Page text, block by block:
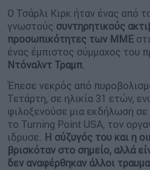
Ο Τσάρλι Κιρκ ήταν ένας από
γνωστούς συντηρητικούς
προσωπικότητες των ΜΜΕ
ένας έμπιστος σύμμαχος του
Ντόναλντ Τραμπ.
Έπεσε νεκρός από
Τετάρτη, σε ηλικία 31 ετών,
φιλοξενούσε μια εκδήλωση σε
το Turning Point USA, τον
ιδρυσε. Η σύζυγός του και η
βρισκόταν στο σημείο, αλλά
δεν αναφέρθηκαν άλλοι